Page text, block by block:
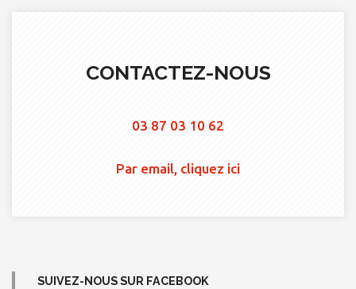
CONTACTEZ-NOUS
03 87 03 10 62
Par email, cliquez ici
SUIVEZ-NOUS SUR FACEBOOK